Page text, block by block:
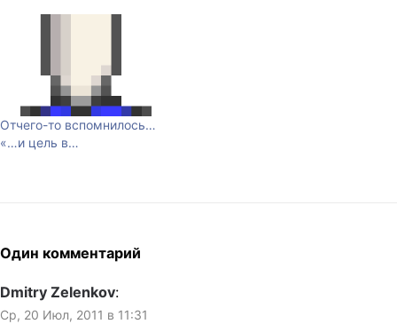
рвение, упорядочить свой
все, что есть в этой жизни,
как равное, это и значит
достичь сокровенного
единства. Воистину, нельзя
обрести это,…
Отчего-то вспомнилось…
«…и цель в…
Один комментарий
Dmitry Zelenkov:
Ср, 20 Июл, 2011 в 11:31